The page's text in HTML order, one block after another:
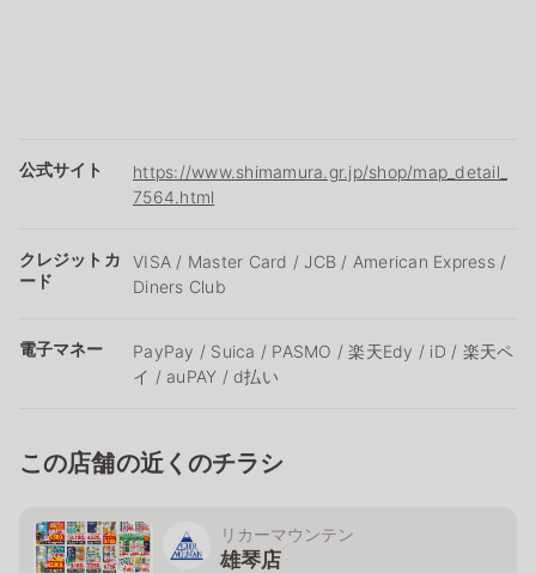
公式サイト
https://www.shimamura.gr.jp/shop/map_detail_
7564.html
クレジットカ
ード
VISA / Master Card / JCB / American Express /
Diners Club
電子マネー
PayPay / Suica / PASMO / 楽天Edy / iD / 楽天ペ
イ / auPAY / d払い
この店舗の近くのチラシ
リカーマウンテン
雄琴店